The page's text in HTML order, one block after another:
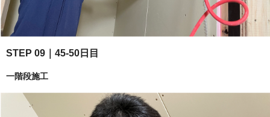
STEP 09｜45-50日目
一階段施工